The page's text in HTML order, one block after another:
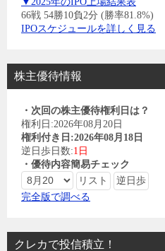
66戦 54勝10負2分 (勝率81.8%)
IPOスケジュールを詳しく見る
株主優待情報
・次回の株主優待権利日は？
権利日:2026年08月20日
権利付き日:2026年08月18日
逆日歩日数:1日
・優待内容簡易チェック
完全版で調べる
クレカで投信積立！